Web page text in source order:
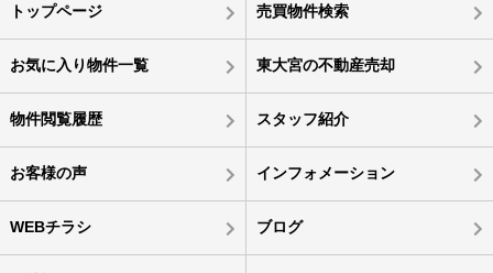
トップページ 売買物件検索
お気に入り物件一覧 東大宮の不動産売却
物件閲覧履歴 スタッフ紹介
お客様の声 インフォメーション
WEBチラシ ブログ